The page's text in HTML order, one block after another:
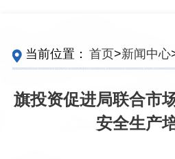
当前位置： 首页>新闻中心
旗投资促进局联合市
安全生产